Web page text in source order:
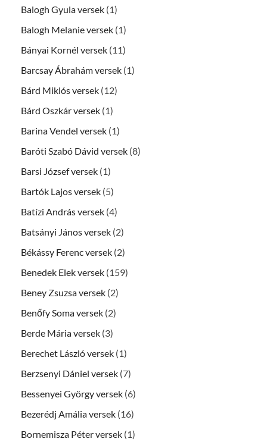
Balogh Gyula versek (1)
Balogh Melanie versek (1)
Bányai Kornél versek (11)
Barcsay Ábrahám versek (1)
Bárd Miklós versek (12)
Bárd Oszkár versek (1)
Barina Vendel versek (1)
Baróti Szabó Dávid versek (8)
Barsi József versek (1)
Bartók Lajos versek (5)
Batízi András versek (4)
Batsányi János versek (2)
Békássy Ferenc versek (2)
Benedek Elek versek (159)
Beney Zsuzsa versek (2)
Benőfy Soma versek (2)
Berde Mária versek (3)
Berechet László versek (1)
Berzsenyi Dániel versek (7)
Bessenyei György versek (6)
Bezerédj Amália versek (16)
Bornemisza Péter versek (1)